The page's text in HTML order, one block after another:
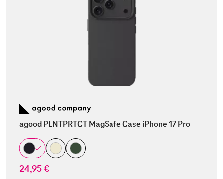
agood PLNTPRTCT MagSafe Case iPhone 17 Pro
24,95 €